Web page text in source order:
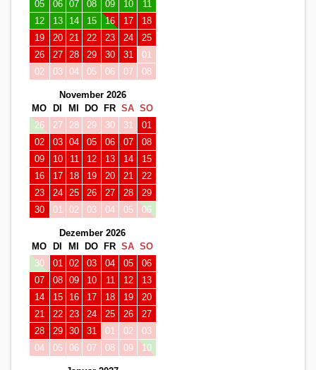
05
06 07 08 09 10
11
12
13 14 15 16 17
18
19
20 21 22 23 24
25
26
27 28 29 30 31
01
02
03 04 05 06 07 08
November 2026
MO
DI MI DO FR SA SO
26
27 28 29 30 31
01
02
03 04 05 06 07
08
09
10 11 12 13 14
15
16
17 18 19 20 21
22
23
24 25 26 27 28
29
30
01 02 03 04 05 06
Dezember 2026
MO
DI MI DO FR SA SO
30
01 02 03 04 05
06
07
08 09 10 11 12
13
14
15 16 17 18 19
20
21
22 23 24 25 26
27
28
29 30 31 01 02
03
04
05 06 07 08 09 10